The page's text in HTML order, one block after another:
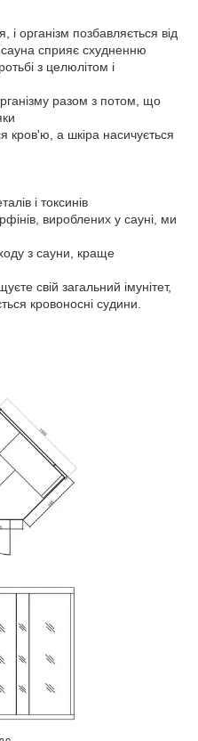
і організм позбавляється від
сприяє схудненню
з целюлітом і
разом з потом, що
кров'ю, а шкіра насичується
і токсинів
вироблених у сауні, ми
з сауни, краще
свій загальний імунітет,
кровоносні судини.